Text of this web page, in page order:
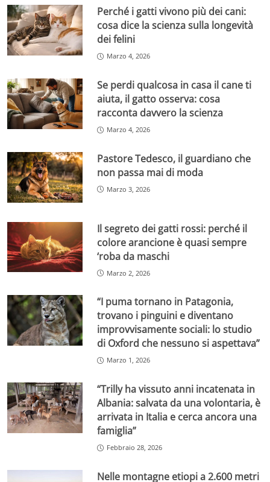
Perché i gatti vivono più dei cani:
cosa dice la scienza sulla longevità
dei felini
Marzo 4, 2026
Se perdi qualcosa in casa il cane ti
aiuta, il gatto osserva: cosa
racconta davvero la scienza
Marzo 4, 2026
Pastore Tedesco, il guardiano che
non passa mai di moda
Marzo 3, 2026
Il segreto dei gatti rossi: perché il
colore arancione è quasi sempre
‘roba da maschi
Marzo 2, 2026
“I puma tornano in Patagonia,
trovano i pinguini e diventano
improvvisamente sociali: lo studio
di Oxford che nessuno si aspettava”
Marzo 1, 2026
“Trilly ha vissuto anni incatenata in
Albania: salvata da una volontaria, è
arrivata in Italia e cerca ancora una
famiglia”
Febbraio 28, 2026
Nelle montagne etiopi a 2.600 metri